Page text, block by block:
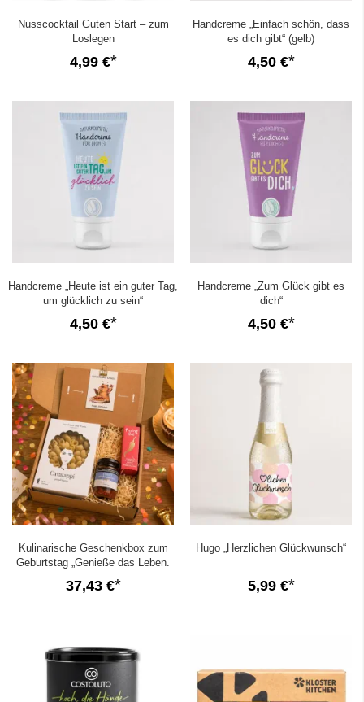
Nusscocktail Guten Start – zum
Loslegen
4,99 €
Handcreme „Einfach schön, dass
es dich gibt“ (gelb)
4,50 €
Handcreme „Heute ist ein guter Tag,
um glücklich zu sein“
4,50 €
Handcreme „Zum Glück gibt es
dich“
4,50 €
Kulinarische Geschenkbox zum
Geburtstag „Genieße das Leben.
Happy Birthday!“ (Set 3)
37,43 €
Hugo „Herzlichen Glückwunsch“
5,99 €